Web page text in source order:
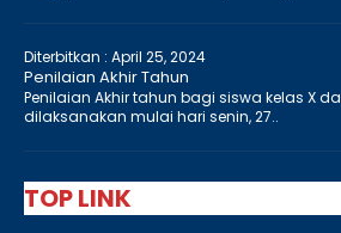
Diterbitkan : April 25, 2024
Penilaian Akhir Tahun
Penilaian Akhir tahun bagi siswa kelas X
dilaksanakan mulai hari senin, 27..
TOP LINK